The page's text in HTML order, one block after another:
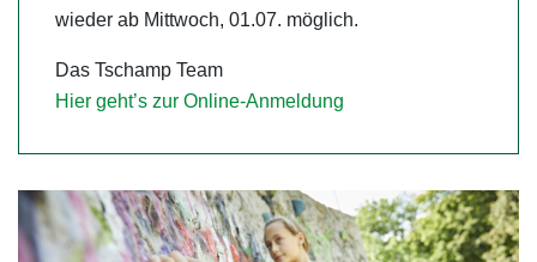
wieder ab Mittwoch, 01.07. möglich.
Das Tschamp Team
Hier geht’s zur Online-Anmeldung